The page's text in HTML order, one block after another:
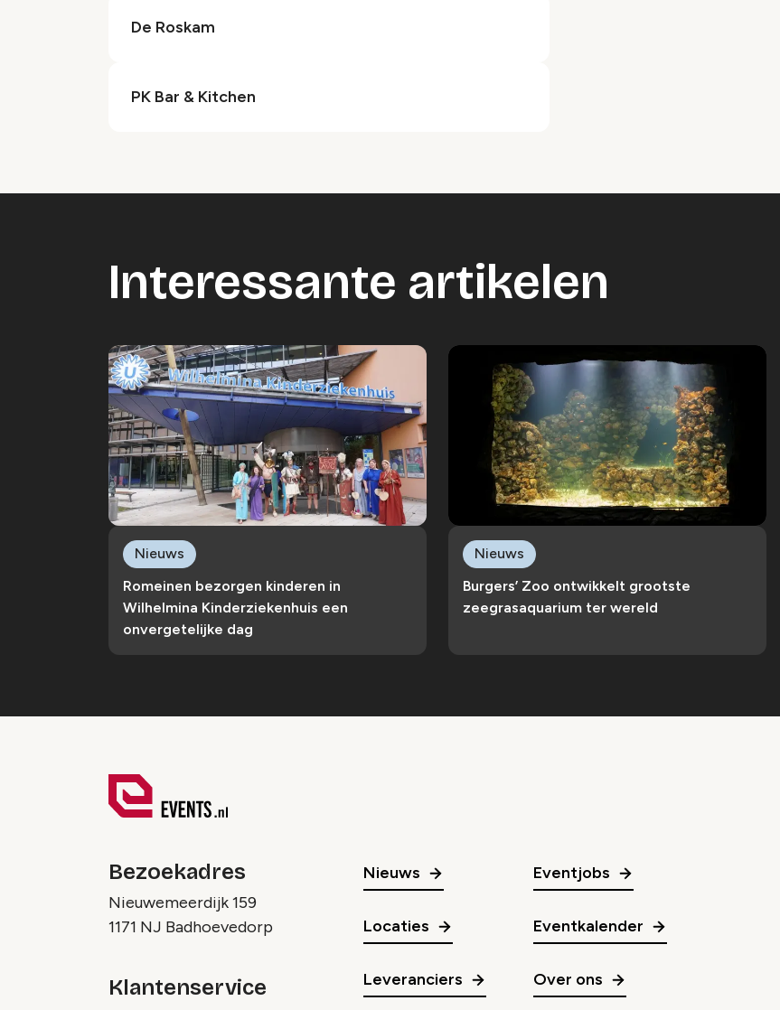
De Roskam
PK Bar & Kitchen
Interessante artikelen
Romeinen bezorgen kinderen in
Wilhelmina Kinderziekenhuis een
onvergetelijke dag
Nieuws
Burgers’ Zoo ontwikkelt grootste
zeegrasaquarium ter wereld
Nieuws
Bezoekadres
Nieuwemeerdijk 159
1171 NJ Badhoevedorp
Klantenservice
Nieuws
Locaties
Leveranciers
Eventjobs
Eventkalender
Over ons